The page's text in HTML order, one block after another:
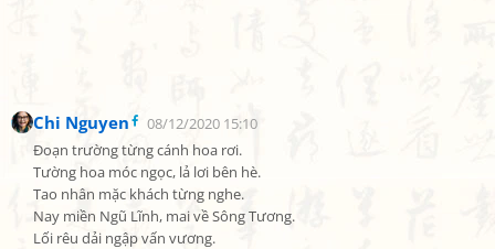
Chi Nguyen
08/12/2020 15:10
Đoạn trường từng cánh hoa rơi.
Tường hoa móc ngọc, lả lơi bên hè.
Tao nhân mặc khách từng nghe.
Nay miền Ngũ Lĩnh, mai về Sông Tương.
Lối rêu dải ngập vấn vương.